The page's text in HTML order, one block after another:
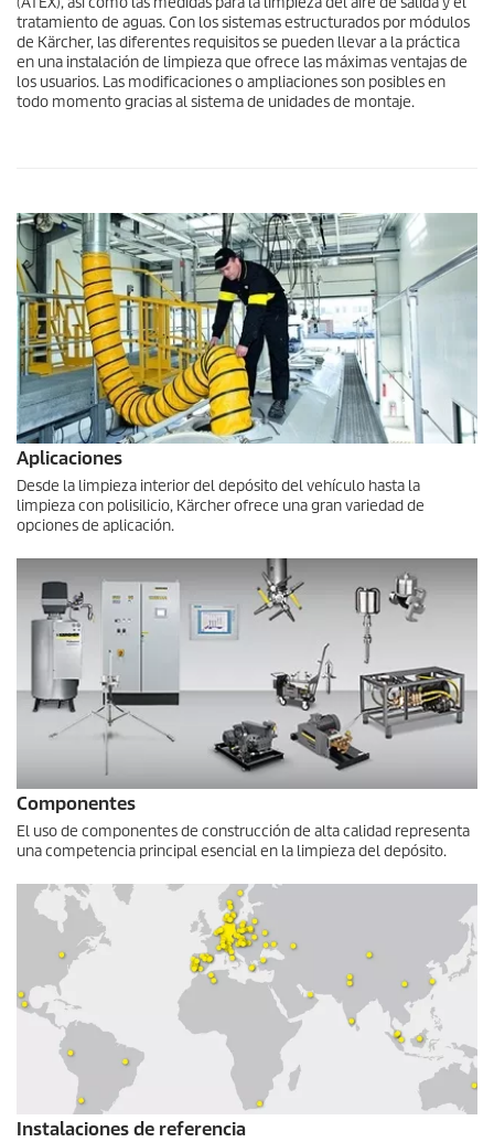
tratamiento de aguas. Con los sistemas estructurados por módulos
de Kärcher, las diferentes requisitos se pueden llevar a la práctica
en una instalación de limpieza que ofrece las máximas ventajas de
los usuarios. Las modificaciones o ampliaciones son posibles en
todo momento gracias al sistema de unidades de montaje.
Aplicaciones
Desde la limpieza interior del depósito del vehículo hasta la
limpieza con polisilicio, Kärcher ofrece una gran variedad de
opciones de aplicación.
Componentes
El uso de componentes de construcción de alta calidad representa
una competencia principal esencial en la limpieza del depósito.
Instalaciones de referencia